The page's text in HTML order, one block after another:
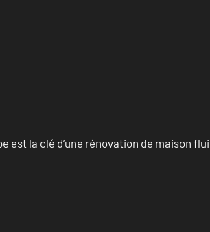
est la clé d’une rénovation de maison